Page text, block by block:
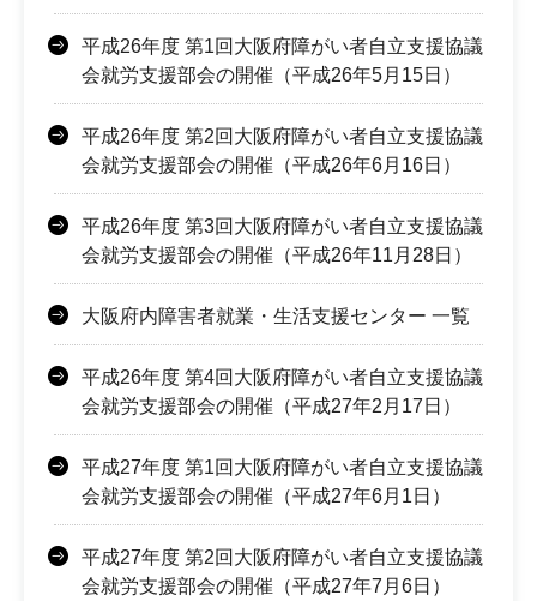
平成26年度 第1回大阪府障がい者自立支援協議
会就労支援部会の開催（平成26年5月15日）
平成26年度 第2回大阪府障がい者自立支援協議
会就労支援部会の開催（平成26年6月16日）
平成26年度 第3回大阪府障がい者自立支援協議
会就労支援部会の開催（平成26年11月28日）
大阪府内障害者就業・生活支援センター 一覧
平成26年度 第4回大阪府障がい者自立支援協議
会就労支援部会の開催（平成27年2月17日）
平成27年度 第1回大阪府障がい者自立支援協議
会就労支援部会の開催（平成27年6月1日）
平成27年度 第2回大阪府障がい者自立支援協議
会就労支援部会の開催（平成27年7月6日）